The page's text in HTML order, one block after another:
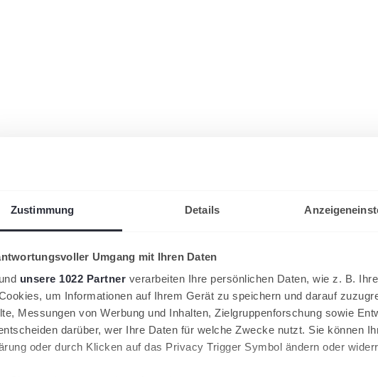
Zustimmung Details
Umgang mit Ihren Daten
unsere 1022 Partner verarbeiten Ihre persönlichen Daten, wie z. B.
um Informationen auf Ihrem Gerät zu speichern und darauf
Messungen von Werbung und Inhalten, Zielgruppenforschung sowie
darüber, wer Ihre Daten für welche Zwecke nutzt. Sie können
oder durch Klicken auf das Privacy Trigger Symbol ändern oder